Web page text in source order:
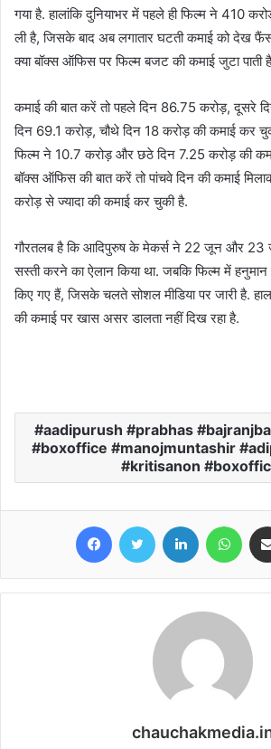
गया है. हालांकि दुनियाभर में पहले ही फिल्म ने 410
ली है, जिसके बाद अब लगातार घटती कमाई को देख
क्या बॉक्स ऑफिस पर फिल्म बजट की कमाई जुटा पाती है
कमाई की बात करें तो पहले दिन 86.75 करोड़, दूसरे
दिन 69.1 करोड़, चौथे दिन 18 करोड़ की कमाई कर
फिल्म ने 10.7 करोड़ और छठे दिन 7.25 करोड़ की
बॉक्स ऑफिस की बात करें तो पांचवे दिन की कमाई
करोड़ से ज्यादा की कमाई कर चुकी है.
गौरतलब है कि आदिपुरुष के मेकर्स ने 22 जून और 23
सस्ती करने का ऐलान किया था. जबकि फिल्म में
किए गए हैं, जिसके चलते सोशल मीडिया पर जारी है.
की कमाई पर खास असर डालता नहीं दिख रहा है.
aadipurush #prabhas
#boxoffice #manojmuntashir
#kritisanon
FacebookTwitter LinkedIn